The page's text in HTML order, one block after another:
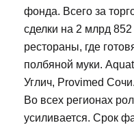
фонда. Всего за
сделки на 2 млрд
рестораны, где
полбяной муки.
Углич, Provimed
Во всех регионах
усиливается. Срок